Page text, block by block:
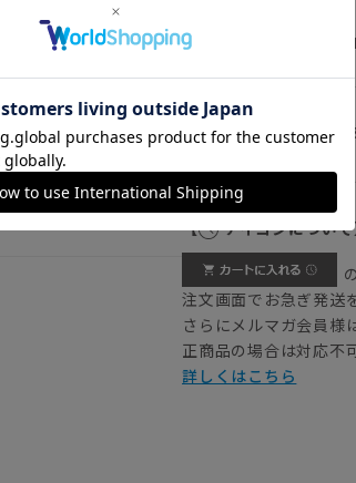
性が良く軽量な清涼
まれる感覚を体感し
【 アイコンについて
注文画面でお急ぎ発送
さらにメルマガ会員様
正商品の場合は対応不可
詳しくはこちら